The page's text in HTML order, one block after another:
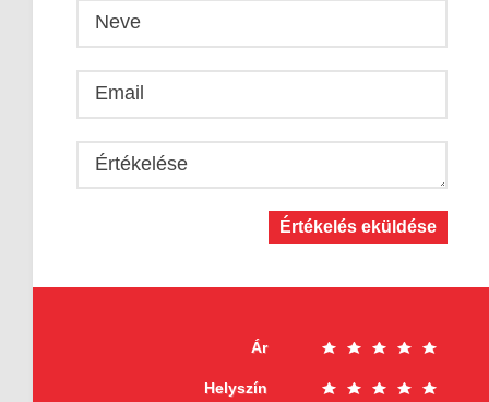
Neve
Email
Értékelése
Értékelés eküldése
Ár
Helyszín